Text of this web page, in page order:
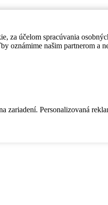
za účelom spracúvania
oznámime našim partnerom a
Personalizovaná